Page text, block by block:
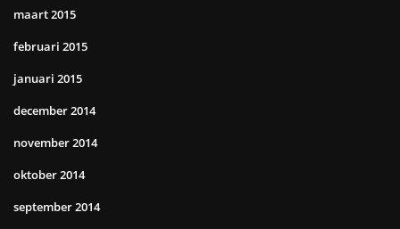
maart 2015
februari 2015
januari 2015
december 2014
november 2014
oktober 2014
september 2014